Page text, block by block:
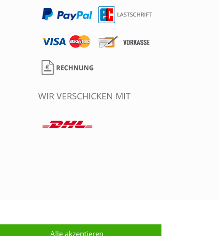
WIR VERSCHICKEN MIT
Alle akzeptieren